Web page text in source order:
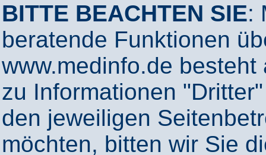
BITTE BEACHTEN SIE:
beratende Funktionen
www.medinfo.de
zu Informationen
den jeweiligen
möchten, bitten wir Sie